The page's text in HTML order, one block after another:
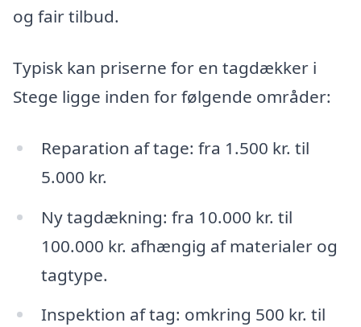
og fair tilbud.
Typisk kan priserne for en tagdækker i
Stege ligge inden for følgende områder:
Reparation af tage: fra 1.500 kr. til
5.000 kr.
Ny tagdækning: fra 10.000 kr. til
100.000 kr. afhængig af materialer og
tagtype.
Inspektion af tag: omkring 500 kr. til